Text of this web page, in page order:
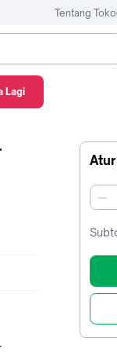
Tentang
jumlah
Lagi